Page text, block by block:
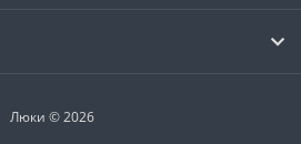
Люки © 2026